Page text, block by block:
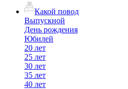
Какой повод
Выпускной
День рождения
Юбилей
20 лет
25 лет
30 лет
35 лет
40 лет